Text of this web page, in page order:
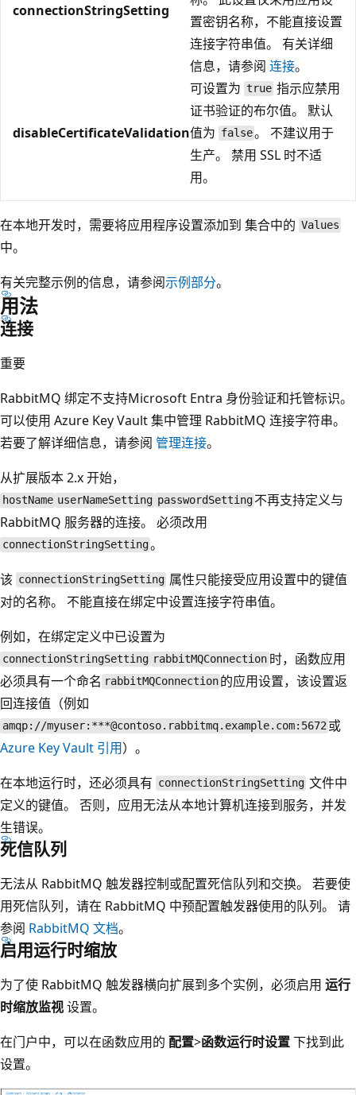
connectionStringSetting
置密钥名称，不能直接设置
连接字符串值。 有关详细
信息，请参阅 连接。
disableCertificateValidation
可设置为 true 指示应禁用
证书验证的布尔值。 默认
值为 false。 不建议用于
生产。 禁用 SSL 时不适
用。
在本地开发时，需要将应用程序设置添加到 集合中的 Values
中。
有关完整示例的信息，请参阅示例部分。
用法
连接
重要
RabbitMQ 绑定不支持Microsoft Entra 身份验证和托管标识。
可以使用 Azure Key Vault 集中管理 RabbitMQ 连接字符串。
若要了解详细信息，请参阅 管理连接。
从扩展版本 2.x 开始，
hostName userNameSetting passwordSetting 不再支持定义与
RabbitMQ 服务器的连接。 必须改用
connectionStringSetting。
该 connectionStringSetting 属性只能接受应用设置中的键值
对的名称。 不能直接在绑定中设置连接字符串值。
例如，在绑定定义中已设置为
connectionStringSetting rabbitMQConnection 时，函数应用
必须具有一个命名 rabbitMQConnection 的应用设置，该设置返
回连接值（例如
amqp://myuser:***@contoso.rabbitmq.example.com:5672 或
Azure Key Vault 引用）。
在本地运行时，还必须具有 connectionStringSetting 文件中
定义的键值。 否则，应用无法从本地计算机连接到服务，并发
生错误。
死信队列
无法从 RabbitMQ 触发器控制或配置死信队列和交换。 若要使
用死信队列，请在 RabbitMQ 中预配置触发器使用的队列。 请
参阅 RabbitMQ 文档。
启用运行时缩放
为了使 RabbitMQ 触发器横向扩展到多个实例，必须启用 运行
时缩放监视设置。
在门户中，可以在函数应用的 配置>函数运行时设置下找到此
设置。